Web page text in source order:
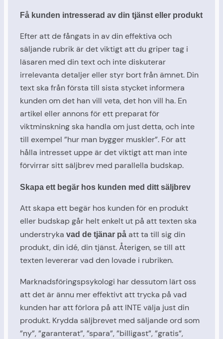
Få kunden intresserad av din tjänst eller produkt
Efter att de fångats in av din effektiva och
säljande rubrik är det viktigt att du griper tag i
läsaren med din text och inte diskuterar
irrelevanta detaljer eller styr bort från ämnet. Din
text ska från första till sista stycket informera
kunden om det han vill veta, det hon vill ha. En
artikel eller annons för ett preparat för
viktminskning ska handla om just detta, och inte
till exempel ”hur man bygger muskler”. För att
hålla intresset uppe är det viktigt att man inte
förvirrar sitt säljbrev med parallella budskap.
Skapa ett begär hos kunden med ditt säljbrev
Att skapa ett begär hos kunden för en produkt
eller budskap går helt enkelt ut på att texten ska
understryka vad de tjänar på att ta till sig din
produkt, din idé, din tjänst. Återigen, se till att
texten levererar vad den lovade i rubriken.
Marknadsföringspsykologi har dessutom lärt oss
att det är ännu mer effektivt att trycka på vad
kunden har att förlora på att INTE välja just din
produkt. Krydda säljbrevet med säljande ord som
”ny”, ”garanterat”, ”spara”, ”billigast”, ”gratis”,